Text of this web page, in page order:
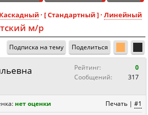
Каскадный· [ Стандартный ] · Линейный
м/р
Подписка на тему Поделиться
Рейтинг:
0
Сообщений:
317
Печать | #1
нет оценки